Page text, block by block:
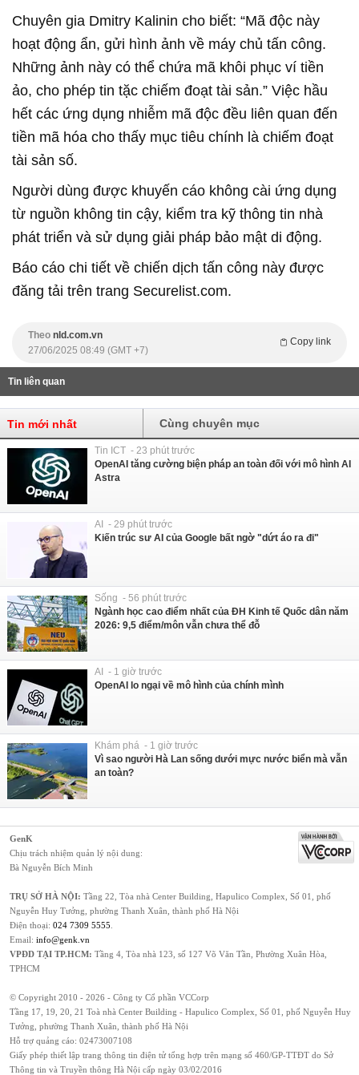
Chuyên gia Dmitry Kalinin cho biết: “Mã độc này
hoạt động ẩn, gửi hình ảnh về máy chủ tấn công.
Những ảnh này có thể chứa mã khôi phục ví tiền
ảo, cho phép tin tặc chiếm đoạt tài sản.” Việc hầu
hết các ứng dụng nhiễm mã độc đều liên quan đến
tiền mã hóa cho thấy mục tiêu chính là chiếm đoạt
tài sản số.
Người dùng được khuyến cáo không cài ứng dụng
từ nguồn không tin cậy, kiểm tra kỹ thông tin nhà
phát triển và sử dụng giải pháp bảo mật di động.
Báo cáo chi tiết về chiến dịch tấn công này được
đăng tải trên trang Securelist.com.
Theo nld.com.vn
Copy link
27/06/2025 08:49 (GMT +7)
Tin liên quan
Tin mới nhất Cùng chuyên mục
Tin ICT - 23 phút trước
OpenAI tăng cường biện pháp an toàn đối với mô hình AI
Astra
AI - 29 phút trước
Kiến trúc sư AI của Google bất ngờ "dứt áo ra đi"
Sống - 56 phút trước
Ngành học cao điểm nhất của ĐH Kinh tế Quốc dân năm
2026: 9,5 điểm/môn vẫn chưa thể đỗ
AI - 1 giờ trước
OpenAI lo ngại về mô hình của chính mình
Khám phá - 1 giờ trước
Vì sao người Hà Lan sống dưới mực nước biển mà vẫn
an toàn?
GenK
Chịu trách nhiệm quản lý nội dung:
Bà Nguyễn Bích Minh
TRỤ SỞ HÀ NỘI: Tầng 22, Tòa nhà Center Building, Hapulico Complex, Số 01, phố
Nguyễn Huy Tưởng, phường Thanh Xuân, thành phố Hà Nội
Điện thoại: 024 7309 5555.
Email: info@genk.vn
VPĐD TẠI TP.HCM: Tầng 4, Tòa nhà 123, số 127 Võ Văn Tần, Phường Xuân Hòa,
TPHCM
© Copyright 2010 - 2026 - Công ty Cổ phần VCCorp
Tầng 17, 19, 20, 21 Toà nhà Center Building - Hapulico Complex, Số 01, phố Nguyễn Huy
Tưởng, phường Thanh Xuân, thành phố Hà Nội
Hỗ trợ quảng cáo: 02473007108
Giấy phép thiết lập trang thông tin điện tử tổng hợp trên mạng số 460/GP-TTĐT do Sở
Thông tin và Truyền thông Hà Nội cấp ngày 03/02/2016